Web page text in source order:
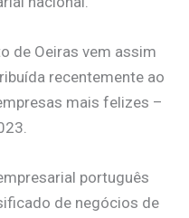
de Oeiras vem assim
recentemente ao
mais felizes –
português
de negócios de